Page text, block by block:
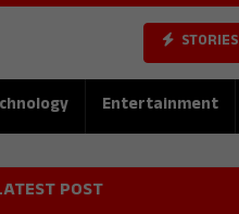
STORIES
Entertainment
POST